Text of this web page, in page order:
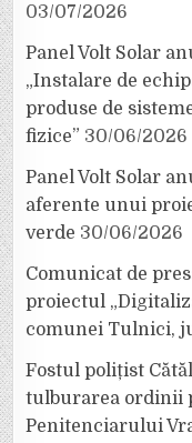
03/07/2026
Panel Volt Solar
„Instalare de
produse de
fizice” 30/06/2026
Panel Volt Solar
aferente unui
verde 30/06/2026
Comunicat de
proiectul
comunei Tulnici,
Fostul polițist
tulburarea ordinii
Penitenciarului